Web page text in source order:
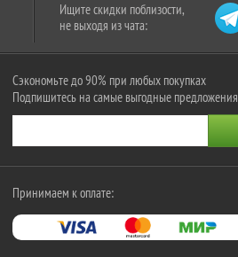
Ищите скидки поблизости,
не выходя из чата:
Сэкономьте до 90% при любых покупках
Подпишитесь на самые выгодные предложения
Принимаем к оплате: